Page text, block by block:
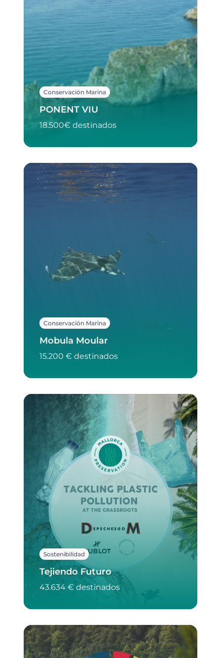
Conservación Marina
PONENT VIU
18.500€ destinados
Conservación Marina
Mobula Moular
15.200 € destinados
Sostenibilidad
Tejiendo Futuro
43.634 € destinados